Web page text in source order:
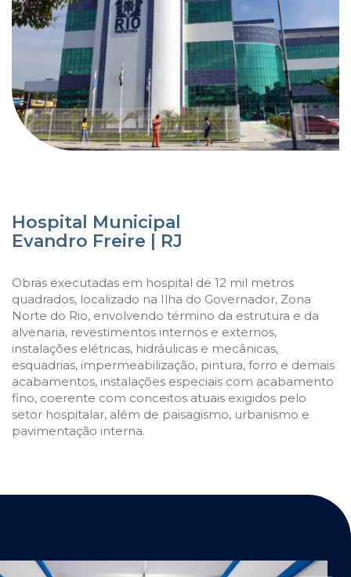
Hospital Municipal
Evandro Freire | RJ
Obras executadas em hospital de 12 mil metros
quadrados, localizado na Ilha do Governador, Zona
Norte do Rio, envolvendo término da estrutura e da
alvenaria, revestimentos internos e externos,
instalações elétricas, hidráulicas e mecânicas,
esquadrias, impermeabilização, pintura, forro e demais
acabamentos, instalações especiais com acabamento
fino, coerente com conceitos atuais exigidos pelo
setor hospitalar, além de paisagismo, urbanismo e
pavimentação interna.